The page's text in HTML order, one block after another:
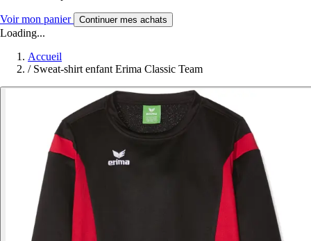
Voir mon panier Continuer mes achats
Loading...
Accueil
/ Sweat-shirt enfant Erima Classic Team